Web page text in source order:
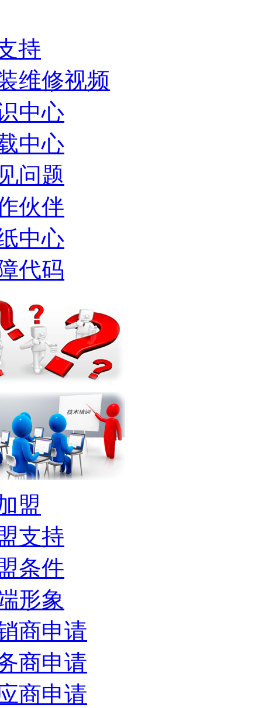
持
维修视频
中心
中心
问题
伙伴
中心
代码
盟
支持
条件
形象
商申请
商申请
商申请